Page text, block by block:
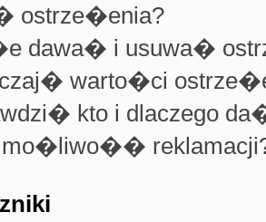
ostrze�enia?
dawa� i usuwa�
warto�ci
kto i dlaczego
mo�liwo��